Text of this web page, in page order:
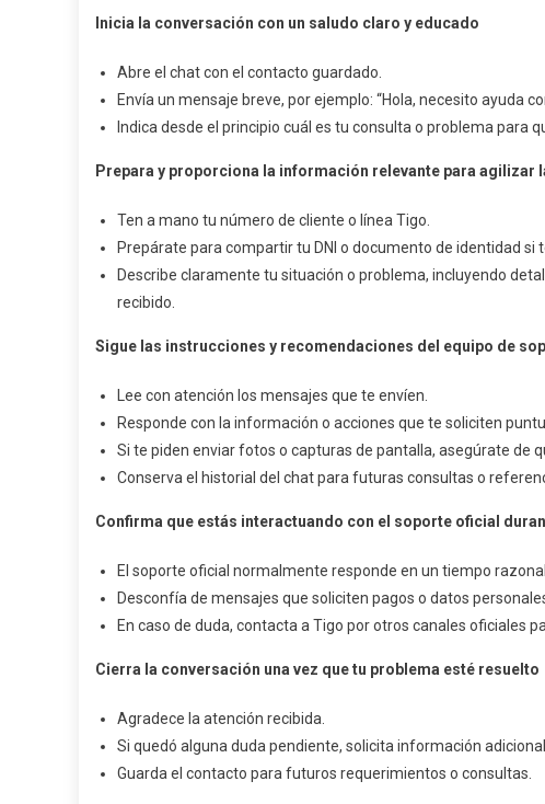
Inicia la conversación con un saludo claro y educado
Abre el chat con el contacto guardado.
Envía un mensaje breve, por ejemplo: “Hola, necesito ayuda
Indica desde el principio cuál es tu consulta o problema para
Prepara y proporciona la información relevante para agilizar
Ten a mano tu número de cliente o línea Tigo.
Prepárate para compartir tu DNI o documento de identidad si
Describe claramente tu situación o problema, incluyendo
recibido.
Sigue las instrucciones y recomendaciones del equipo de
Lee con atención los mensajes que te envíen.
Responde con la información o acciones que te soliciten
Si te piden enviar fotos o capturas de pantalla, asegúrate de
Conserva el historial del chat para futuras consultas o
Confirma que estás interactuando con el soporte oficial
El soporte oficial normalmente responde en un tiempo
Desconfía de mensajes que soliciten pagos o datos
En caso de duda, contacta a Tigo por otros canales oficiales
Cierra la conversación una vez que tu problema esté resuelto
Agradece la atención recibida.
Si quedó alguna duda pendiente, solicita información
Guarda el contacto para futuros requerimientos o consultas.